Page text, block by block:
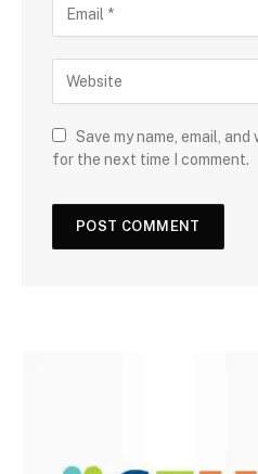
Save my name, email,
for the next time I comment.